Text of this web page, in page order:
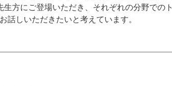
方にご登場いただき、それぞれの分野でのト
話しいただきたいと考えています。